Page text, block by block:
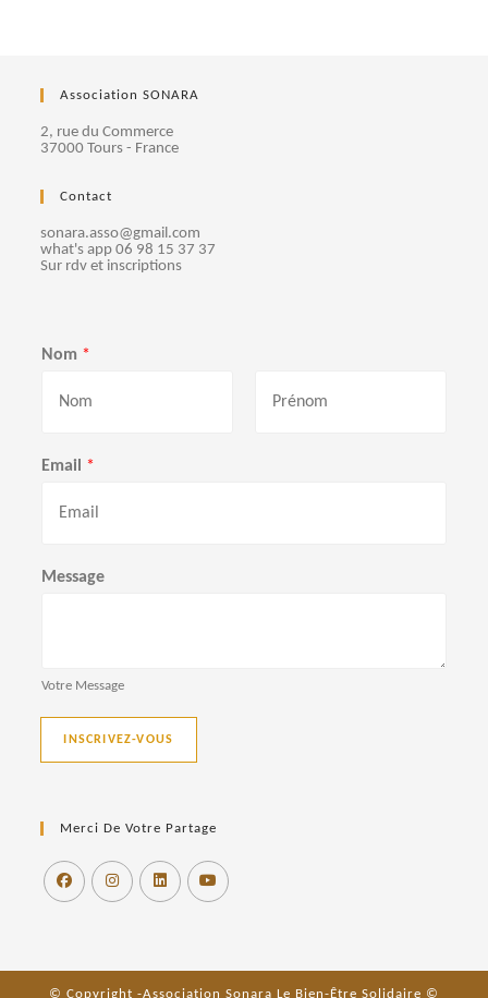
Association SONARA
2, rue du Commerce
37000 Tours - France
Contact
sonara.asso@gmail.com
what's app 06 98 15 37 37
Sur rdv et inscriptions
Nom *
r
é
Email *
Message
Votre Message
INSCRIVEZ-VOUS
Merci De Votre Partage
© Copyright -Association Sonara Le Bien-Être Solidaire ©